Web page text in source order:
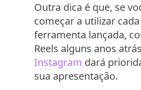
Outra dica é que, se
começar a utilizar
ferramenta lançada,
Reels alguns anos
Instagram dará
sua apresentação.